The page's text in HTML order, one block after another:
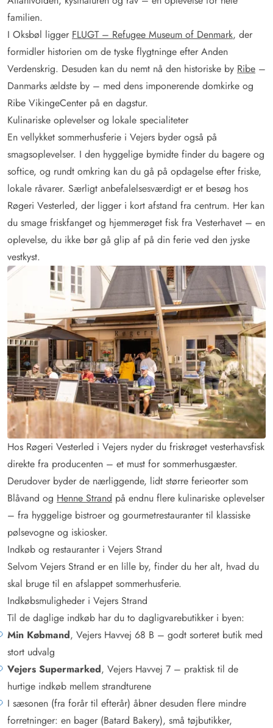
familien.
I Oksbøl ligger FLUGT – Refugee Museum of Denmark, der
formidler historien om de tyske flygtninge efter Anden
Verdenskrig. Desuden kan du nemt nå den historiske by Ribe –
Danmarks ældste by – med dens imponerende domkirke og
Ribe VikingeCenter på en dagstur.
Kulinariske oplevelser og lokale specialiteter
En vellykket sommerhusferie i Vejers byder også på
smagsoplevelser. I den hyggelige bymidte finder du bagere og
softice, og rundt omkring kan du gå på opdagelse efter friske,
lokale råvarer. Særligt anbefalelsesværdigt er et besøg hos
Røgeri Vesterled, der ligger i kort afstand fra centrum. Her kan
du smage friskfanget og hjemmerøget fisk fra Vesterhavet – en
oplevelse, du ikke bør gå glip af på din ferie ved den jyske
vestkyst.
Hos Røgeri Vesterled i Vejers nyder du friskrøget vesterhavsfisk
direkte fra producenten – et must for sommerhusgæster.
Derudover byder de nærliggende, lidt større ferieorter som
Blåvand og Henne Strand på endnu flere kulinariske oplevelser
– fra hyggelige bistroer og gourmetrestauranter til klassiske
pølsevogne og iskiosker.
Indkøb og restauranter i Vejers Strand
Selvom Vejers Strand er en lille by, finder du her alt, hvad du
skal bruge til en afslappet sommerhusferie.
Indkøbsmuligheder i Vejers Strand
Til de daglige indkøb har du to dagligvarebutikker i byen:
Min Købmand, Vejers Havvej 68 B – godt sorteret butik med
stort udvalg
Vejers Supermarked, Vejers Havvej 7 – praktisk til de
hurtige indkøb mellem strandturene
I sæsonen (fra forår til efterår) åbner desuden flere mindre
forretninger: en bager (Batard Bakery), små tøjbutikker,